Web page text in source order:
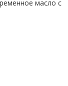
масло с